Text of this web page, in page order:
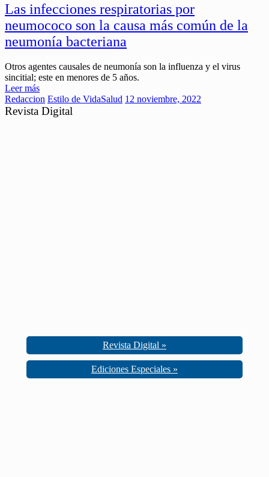
Las infecciones respiratorias por
neumococo son la causa más común de la
neumonía bacteriana
Otros agentes causales de neumonía son la influenza y el virus
sincitial; este en menores de 5 años.
Leer más
Redaccion Estilo de VidaSalud 12 noviembre, 2022
Revista Digital
Revista Digital »
Ediciones Especiales »